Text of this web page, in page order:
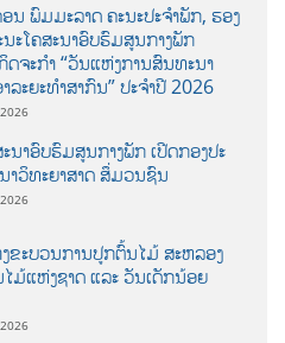
ນ ພົມມະລາດ ຄະນະປະຈໍາພັກ, ຮອງ
ະໂຄສະນາອົບຮົມສູນກາງພັກ
ດຈະກຳ “ວັນແຫ່ງການສົນທະນາ
ລະຍະທຳສາກົນ” ປະຈຳປີ 2026
ະນາອົບຮົມສູນກາງພັກ ເປີດກອງປະ
າວິທະຍາສາດ ສຶ່ມວນຊົນ
ຂະບວນການປູກຕົ້ນໄມ້ ສະຫລອງ
ມ້ແຫ່ງຊາດ ແລະ ວັນເດັກນ້ອຍ